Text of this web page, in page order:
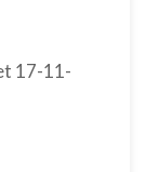
17-11-